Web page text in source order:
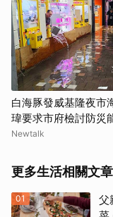
白海豚發威基隆夜市
瑋要求市府檢討防災
Newtalk
更多生活相關文章
01
父